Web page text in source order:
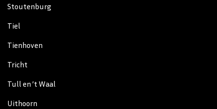
Stoutenburg
Tiel
Tienhoven
Tricht
Tull en ’t Waal
Uithoorn